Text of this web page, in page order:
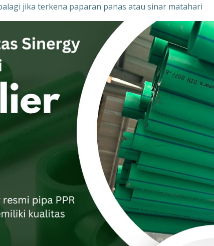
jika terkena paparan panas atau sinar matahari